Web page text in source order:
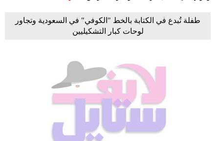
طفلة تُبدع في الكتابة بالخط "الكوفي" في السعودية وتجاور
لوحات كبار التشكيليين